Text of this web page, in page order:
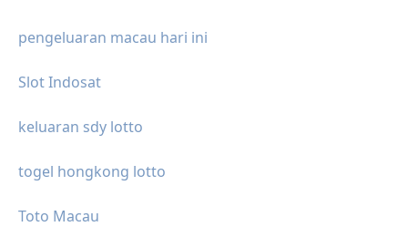
pengeluaran macau hari ini
Slot Indosat
keluaran sdy lotto
togel hongkong lotto
Toto Macau